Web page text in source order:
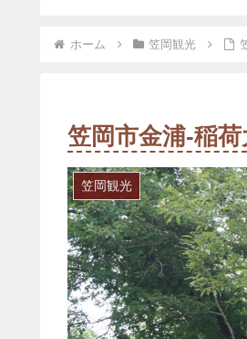
ホーム 笠岡観光
笠岡市金浦-稲
笠岡観光